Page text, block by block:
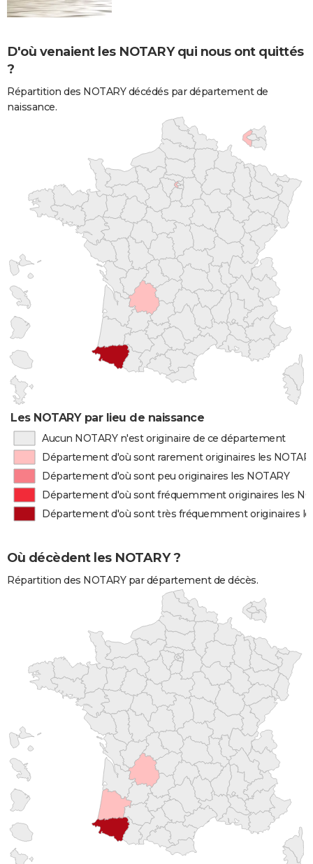
D'où venaient les NOTARY qui nous ont quittés
?
Répartition des NOTARY décédés par département de
naissance.
Les NOTARY par lieu de naissance
Aucun NOTARY n'est originaire de ce département
Département d'où sont rarement originaires les
Département d'où sont peu originaires les NOTARY
Département d'où sont fréquemment originaires les
Département d'où sont très fréquemment originaires
Où décèdent les NOTARY ?
Répartition des NOTARY par département de décès.